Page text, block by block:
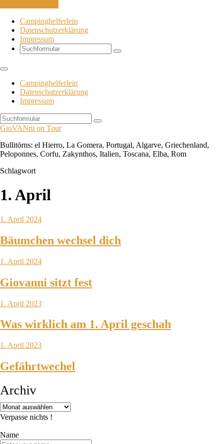
Campinghelferlein
Datenschutzerklärung
Impressum
Search
Campinghelferlein
Datenschutzerklärung
Impressum
Search
GioVANni on Tour
Bullitörns: el Hierro, La Gomera, Portugal, Algarve, Griechenland,
Peloponnes, Corfu, Zakynthos, Italien, Toscana, Elba, Rom
Schlagwort
1. April
1. April 2024
Bäumchen wechsel dich
1. April 2024
Giovanni sitzt fest
1. April 2023
Was wirklich am 1. April geschah
1. April 2023
Gefährtwechel
Archiv
Verpasse nichts !
Name